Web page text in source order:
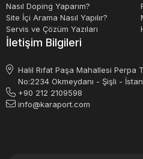
Nasıl Doping Yaparım?
Site İçi Arama Nasıl Yapılır?
Servis ve Çözüm Yazıları
İletişim Bilgileri
Halil Rıfat Paşa Mahallesi Perpa
No:2234 Okmeydanı - Şişli -
+90 212 2109598
info@karaport.com